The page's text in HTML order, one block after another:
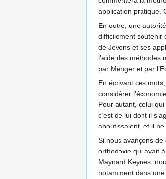
application pratique.
En outre, une
difficilement soutenir
de Jevons et ses
l’aide des méthodes
par Menger et par
En écrivant ces
considérer
Pour autant, celui
c’est de lui dont il
aboutissaient, et il
Si nous avançons de
orthodoxie qui avait
Maynard Keynes,
notamment dans